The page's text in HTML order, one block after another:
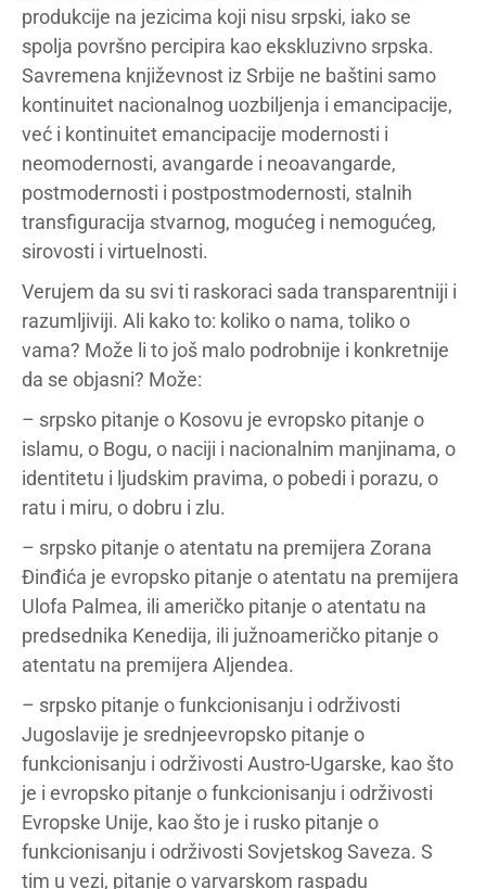
produkcije na jezicima koji nisu srpski, iako se
spolja površno percipira kao ekskluzivno srpska.
Savremena književnost iz Srbije ne baštini samo
kontinuitet nacionalnog uozbiljenja i emancipacije,
već i kontinuitet emancipacije modernosti i
neomodernosti, avangarde i neoavangarde,
postmodernosti i postpostmodernosti, stalnih
transfiguracija stvarnog, mogućeg i nemogućeg,
sirovosti i virtuelnosti.
Verujem da su svi ti raskoraci sada transparentniji i
razumljiviji. Ali kako to: koliko o nama, toliko o
vama? Može li to još malo podrobnije i konkretnije
da se objasni? Može:
– srpsko pitanje o Kosovu je evropsko pitanje o
islamu, o Bogu, o naciji i nacionalnim manjinama, o
identitetu i ljudskim pravima, o pobedi i porazu, o
ratu i miru, o dobru i zlu.
– srpsko pitanje o atentatu na premijera Zorana
Đinđića je evropsko pitanje o atentatu na premijera
Ulofa Palmea, ili američko pitanje o atentatu na
predsednika Kenedija, ili južnoameričko pitanje o
atentatu na premijera Aljendea.
– srpsko pitanje o funkcionisanju i održivosti
Jugoslavije je srednjeevropsko pitanje o
funkcionisanju i održivosti Austro-Ugarske, kao što
je i evropsko pitanje o funkcionisanju i održivosti
Evropske Unije, kao što je i rusko pitanje o
funkcionisanju i održivosti Sovjetskog Saveza. S
tim u vezi, pitanje o varvarskom raspadu